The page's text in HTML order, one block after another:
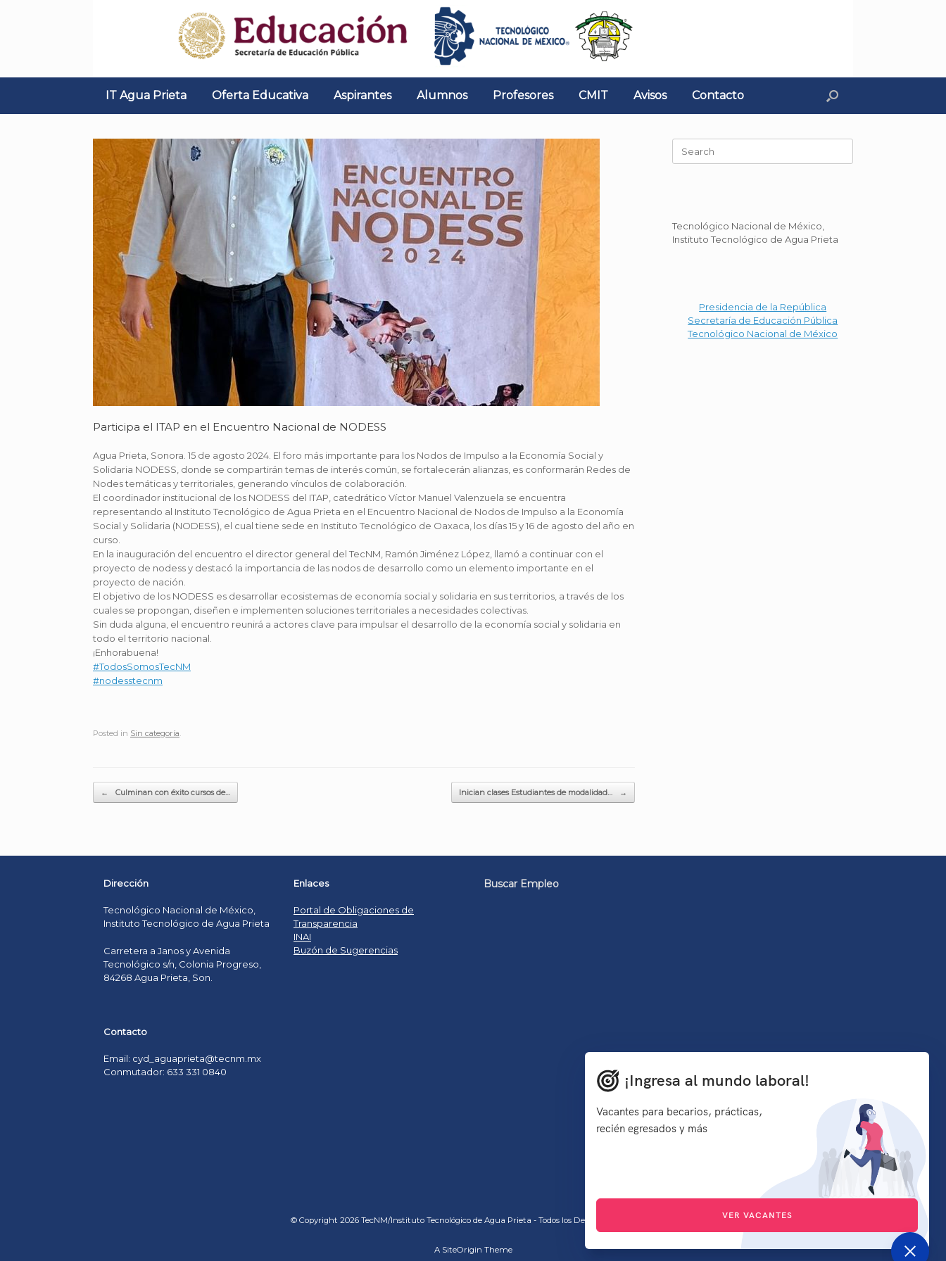
IT Agua Prieta Oferta Educativa Aspirantes Alumnos Profesores CMIT Avisos Contacto
Participa el ITAP en el Encuentro Nacional de NODESS
Agua Prieta, Sonora. 15 de agosto 2024. El foro más importante para los Nodos de Impulso a la Economía Social y
Solidaria NODESS, donde se compartirán temas de interés común, se fortalecerán alianzas, es conformarán Redes de
Nodes temáticas y territoriales, generando vínculos de colaboración.
El coordinador institucional de los NODESS del ITAP, catedrático Víctor Manuel Valenzuela se encuentra
representando al Instituto Tecnológico de Agua Prieta en el Encuentro Nacional de Nodos de Impulso a la Economía
Social y Solidaria (NODESS), el cual tiene sede en Instituto Tecnológico de Oaxaca, los días 15 y 16 de agosto del año en
curso.
En la inauguración del encuentro el director general del TecNM, Ramón Jiménez López, llamó a continuar con el
proyecto de nodess y destacó la importancia de las nodos de desarrollo como un elemento importante en el
proyecto de nación.
El objetivo de los NODESS es desarrollar ecosistemas de economía social y solidaria en sus territorios, a través de los
cuales se propongan, diseñen e implementen soluciones territoriales a necesidades colectivas.
Sin duda alguna, el encuentro reunirá a actores clave para impulsar el desarrollo de la economía social y solidaria en
todo el territorio nacional.
¡Enhorabuena!
#TodosSomosTecNM
#nodesstecnm
Posted in Sin categoría
Post navigation
← Culminan con éxito cursos de… Inician clases Estudiantes de modalidad… →
for:
Tecnológico Nacional de México,
Instituto Tecnológico de Agua Prieta
Presidencia de la República
Secretaría de Educación Pública
Tecnológico Nacional de México
Dirección
Tecnológico Nacional de México,
Instituto Tecnológico de Agua Prieta
Carretera a Janos y Avenida
Tecnológico s/n, Colonia Progreso,
84268 Agua Prieta, Son.
Contacto
Email: cyd_aguaprieta@tecnm.mx
Conmutador: 633 331 0840
Enlaces
Portal de Obligaciones de
Transparencia
INAI
Buzón de Sugerencias
Buscar Empleo
¡Ingresa al mundo laboral!
Vacantes para becarios, prácticas,
recién egresados y más
VER VACANTES
© Copyright 2026 TecNM/Instituto Tecnológico de Agua Prieta - Todos los Derechos Reservados
A SiteOrigin Theme